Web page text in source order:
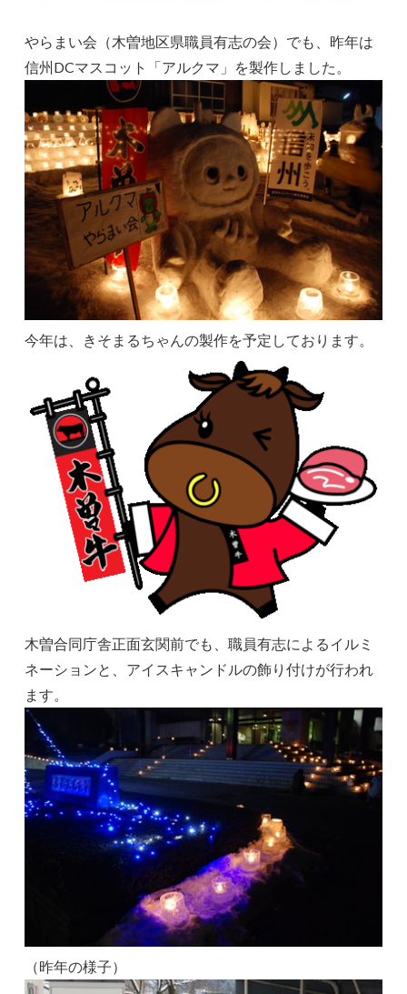
やらまい会（木曽地区県職員有志の会）でも、昨年は
信州DCマスコット「アルクマ」を製作しました。
今年は、きそまるちゃんの製作を予定しております。
木曽合同庁舎正面玄関前でも、職員有志によるイルミ
ネーションと、アイスキャンドルの飾り付けが行われ
ます。
（昨年の様子）